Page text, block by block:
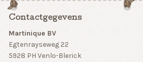
Contactgegevens
Martinique BV
Egtenrayseweg 22
5928 PH Venlo-Blerick